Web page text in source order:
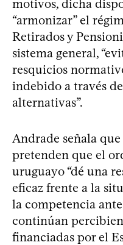
motivos, dicha
“armonizar” el
Retirados y
sistema general,
resquicios
indebido a través
alternativas”.
Andrade señala
pretenden que el
uruguayo “dé una
eficaz frente a la
la competencia
continúan
financiadas por el